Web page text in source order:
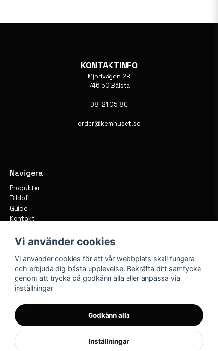
Navigera
Produkter
Bildoft
Guide
Kontakt
KONTAKTINFO
Mjödvägen 2B
746 50 Bålsta
08-21 05 80
order@kemhuset.se
Vi använder cookies
Vi använder cookies för att vår webbplats skall fungera
och erbjuda dig bästa upplevelse. Bekräfta ditt samtycke
genom att trycka på godkänn alla eller anpassa via
inställningar
Godkänn alla
Inställningar